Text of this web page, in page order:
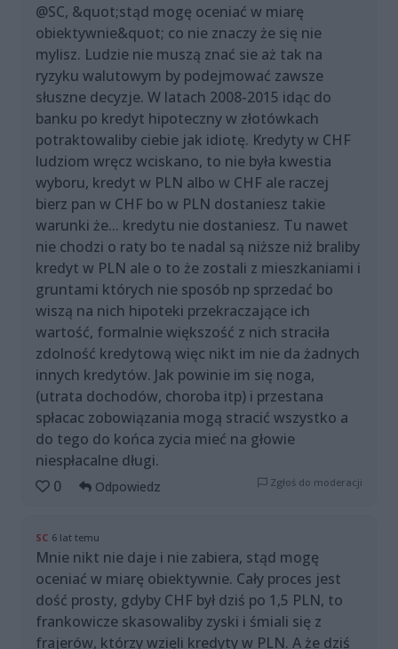
@SC, &quot;stąd mogę oceniać w miarę
obiektywnie&quot; co nie znaczy że się nie
mylisz. Ludzie nie muszą znać sie aż tak na
ryzyku walutowym by podejmować zawsze
słuszne decyzje. W latach 2008-2015 idąc do
banku po kredyt hipoteczny w złotówkach
potraktowaliby ciebie jak idiotę. Kredyty w CHF
ludziom wręcz wciskano, to nie była kwestia
wyboru, kredyt w PLN albo w CHF ale raczej
bierz pan w CHF bo w PLN dostaniesz takie
warunki że... kredytu nie dostaniesz. Tu nawet
nie chodzi o raty bo te nadal są niższe niż braliby
kredyt w PLN ale o to że zostali z mieszkaniami i
gruntami których nie sposób np sprzedać bo
wiszą na nich hipoteki przekraczające ich
wartość, formalnie większość z nich straciła
zdolność kredytową więc nikt im nie da żadnych
innych kredytów. Jak powinie im się noga,
(utrata dochodów, choroba itp) i przestana
spłacac zobowiązania mogą stracić wszystko a
do tego do końca zycia mieć na głowie
niespłacalne długi.
0
Odpowiedz Zgłoś do moderacji
SC 6 lat temu
Mnie nikt nie daje i nie zabiera, stąd mogę
oceniać w miarę obiektywnie. Cały proces jest
dość prosty, gdyby CHF był dziś po 1,5 PLN, to
frankowicze skasowaliby zyski i śmiali się z
frajerów, którzy wzięli kredyty w PLN. A że dziś